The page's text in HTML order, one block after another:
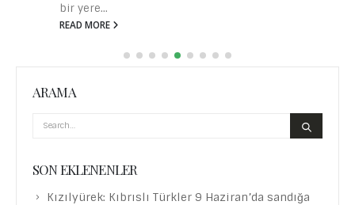
bir yere...
READ MORE
ARAMA
SON EKLENENLER
Kızılyürek: Kıbrıslı Türkler 9 Haziran’da sandığa